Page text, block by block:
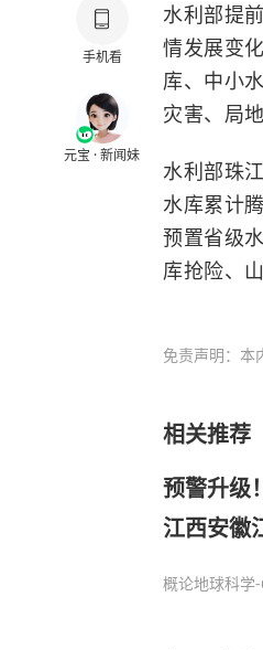
手机看
元宝 · 新闻妹
水利部提
情发展变
库、中小
灾害、局
水利部珠
水库累计
预置省级
库抢险、
免责声明：本
相关推荐
预警升级
江西安徽
概论地球科学